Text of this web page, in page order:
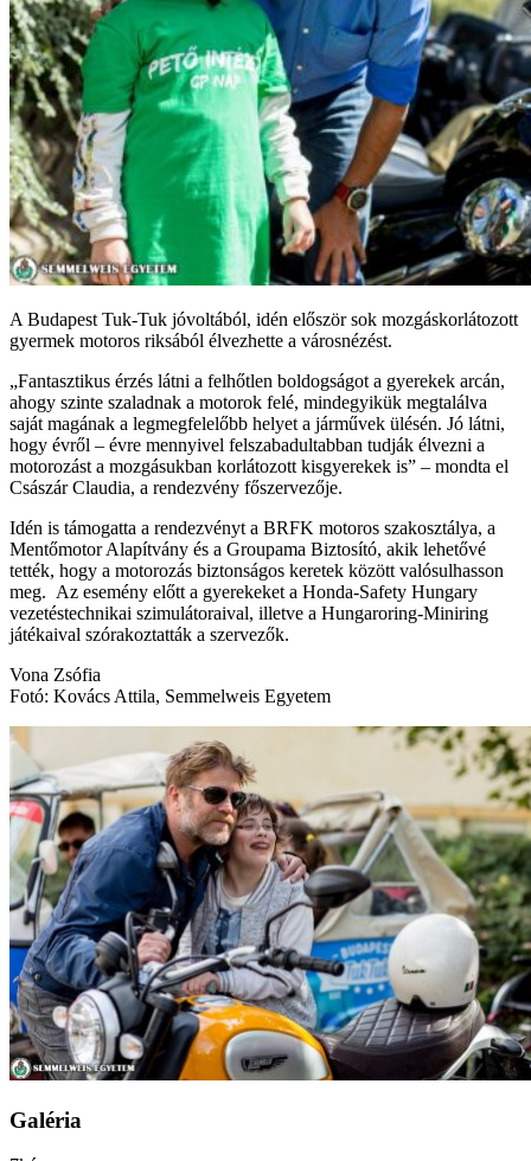
A Budapest Tuk-Tuk jóvoltából, idén először sok mozgáskorlátozott
gyermek motoros riksából élvezhette a városnézést.
„Fantasztikus érzés látni a felhőtlen boldogságot a gyerekek arcán,
ahogy szinte szaladnak a motorok felé, mindegyikük megtalálva
saját magának a legmegfelelőbb helyet a járművek ülésén. Jó látni,
hogy évről – évre mennyivel felszabadultabban tudják élvezni a
motorozást a mozgásukban korlátozott kisgyerekek is” – mondta el
Császár Claudia, a rendezvény főszervezője.
Idén is támogatta a rendezvényt a BRFK motoros szakosztálya, a
Mentőmotor Alapítvány és a Groupama Biztosító, akik lehetővé
tették, hogy a motorozás biztonságos keretek között valósulhasson
meg. Az esemény előtt a gyerekeket a Honda-Safety Hungary
vezetéstechnikai szimulátoraival, illetve a Hungaroring-Miniring
játékaival szórakoztatták a szervezők.
Vona Zsófia
Fotó: Kovács Attila, Semmelweis Egyetem
Galéria